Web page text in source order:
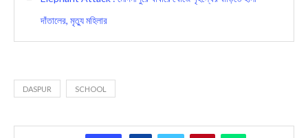
দাঁতালের, মৃত্যু মহিলার
DASPUR SCHOOL